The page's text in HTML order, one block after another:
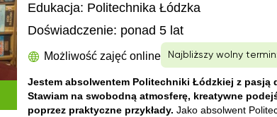
Edukacja: Politechnika Łódzka
Doświadczenie: ponad 5 lat
Możliwość zajęć online Najbliższy wolny termin:
Jestem absolwentem Politechniki Łódzkiej z pasją
Stawiam na swobodną atmosferę, kreatywne
poprzez praktyczne przykłady. Jako absolwent